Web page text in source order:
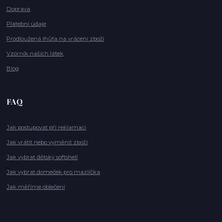
Doprava
Platební údaje
Prodloužená lhůta na vrácení zboží
Vzorník našich látek
Blog
FAQ
Jak postupovat při reklamaci
Jak vrátit nebo vyměnit zboží
Jak vybrat dětský softshell
Jak vybrat domeček pro mazlíčka
Jak měříme oblečení